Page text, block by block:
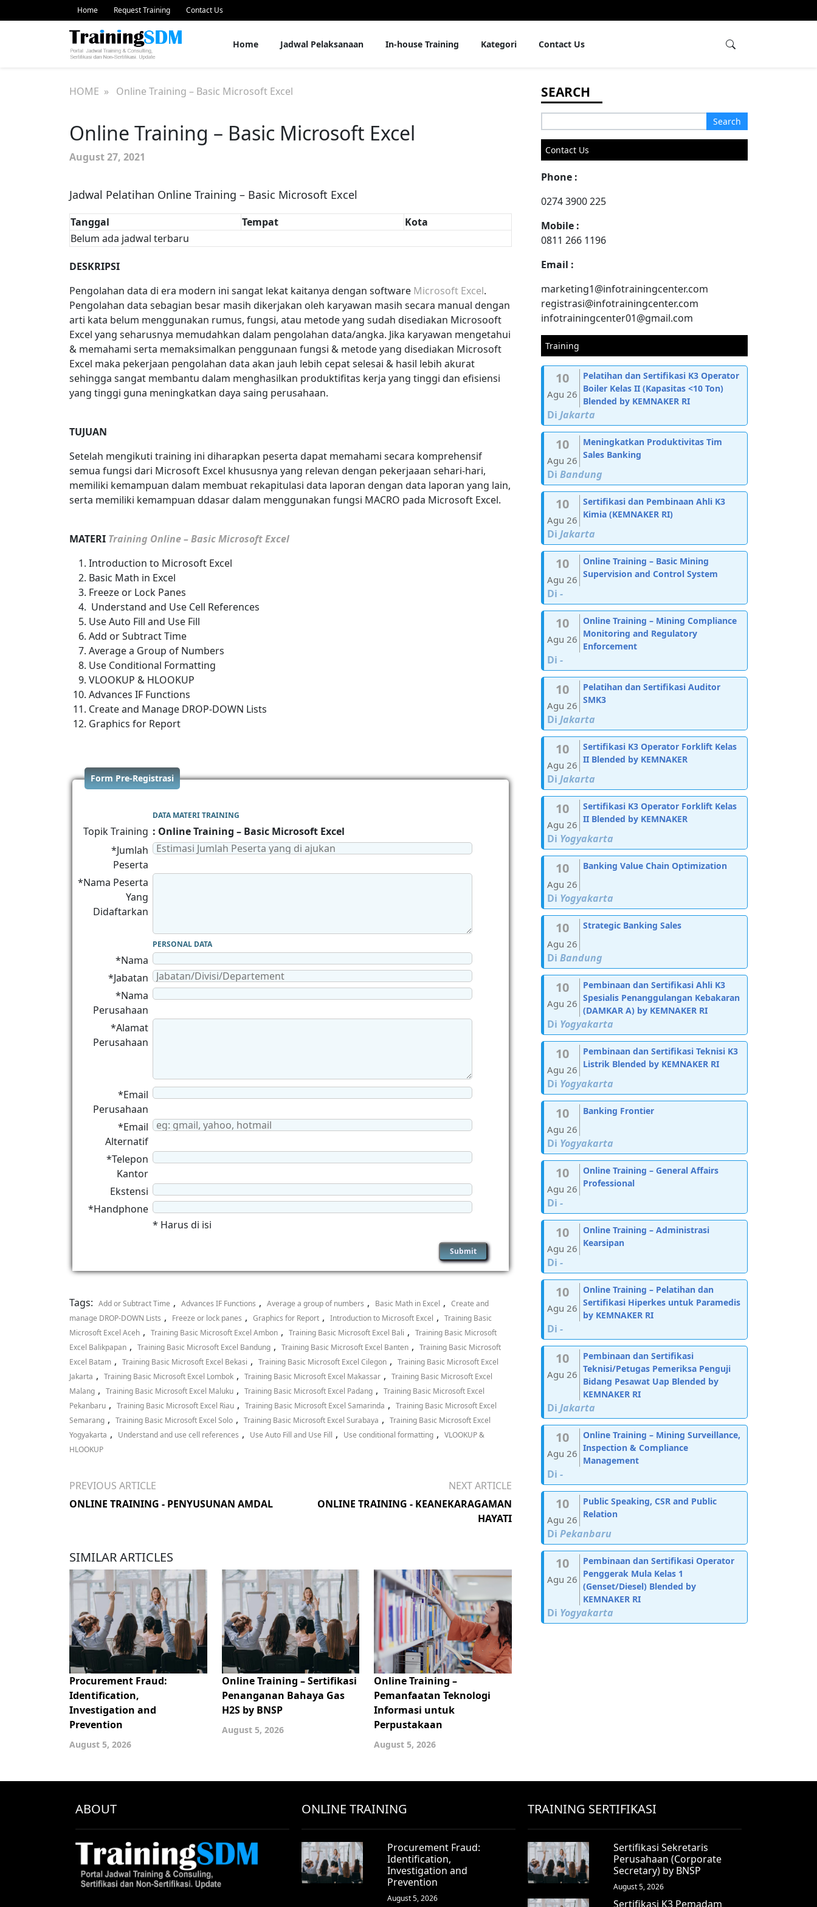
Home Request Training Contact Us
Home Jadwal Pelaksanaan In-house Training Kategori Contact Us
HOME » Online Training – Basic Microsoft Excel
Online Training – Basic Microsoft Excel
August 27, 2021
Jadwal Pelatihan Online Training – Basic Microsoft Excel
Tanggal Tempat
Kota
Belum ada jadwal terbaru
DESKRIPSI
Pengolahan data di era modern ini sangat lekat kaitanya dengan software Microsoft Excel.
Pengolahan data sebagian besar masih dikerjakan oleh karyawan masih secara manual dengan
arti kata belum menggunakan rumus, fungsi, atau metode yang sudah disediakan Microsooft
Excel yang seharusnya memudahkan dalam pengolahan data/angka. Jika karyawan mengetahui
& memahami serta memaksimalkan penggunaan fungsi & metode yang disediakan Microsoft
Excel maka pekerjaan pengolahan data akan jauh lebih cepat selesai & hasil lebih akurat
sehingga sangat membantu dalam menghasilkan produktifitas kerja yang tinggi dan efisiensi
yang tinggi guna meningkatkan daya saing perusahaan.
TUJUAN
Setelah mengikuti training ini diharapkan peserta dapat memahami secara komprehensif
semua fungsi dari Microsoft Excel khususnya yang relevan dengan pekerjaaan sehari-hari,
memiliki kemampuan dalam membuat rekapitulasi data laporan dengan data laporan yang lain,
serta memiliki kemampuan ddasar dalam menggunakan fungsi MACRO pada Microsoft Excel.
MATERI Training Online – Basic Microsoft Excel
Introduction to Microsoft Excel
Basic Math in Excel
Freeze or Lock Panes
Understand and Use Cell References
Use Auto Fill and Use Fill
Add or Subtract Time
Average a Group of Numbers
Use Conditional Formatting
VLOOKUP & HLOOKUP
Advances IF Functions
Create and Manage DROP-DOWN Lists
Graphics for Report
Form Pre-Registrasi
DATA MATERI TRAINING
Topik Training : Online Training – Basic Microsoft Excel
*Jumlah
Peserta
*Nama Peserta
Yang
Didaftarkan
PERSONAL DATA
*Nama
*Jabatan
*Nama
Perusahaan
*Alamat
Perusahaan
*Email
Perusahaan
*Email
Alternatif
*Telepon
Kantor
Ekstensi
*Handphone
* Harus di isi
Tags: Add or Subtract Time , Advances IF Functions , Average a group of numbers , Basic Math in Excel , Create and
manage DROP-DOWN Lists , Freeze or lock panes , Graphics for Report , Introduction to Microsoft Excel , Training Basic
Microsoft Excel Aceh , Training Basic Microsoft Excel Ambon , Training Basic Microsoft Excel Bali , Training Basic Microsoft
Excel Balikpapan , Training Basic Microsoft Excel Bandung , Training Basic Microsoft Excel Banten , Training Basic Microsoft
Excel Batam , Training Basic Microsoft Excel Bekasi , Training Basic Microsoft Excel Cilegon , Training Basic Microsoft Excel
Jakarta , Training Basic Microsoft Excel Lombok , Training Basic Microsoft Excel Makassar , Training Basic Microsoft Excel
Malang , Training Basic Microsoft Excel Maluku , Training Basic Microsoft Excel Padang , Training Basic Microsoft Excel
Pekanbaru , Training Basic Microsoft Excel Riau , Training Basic Microsoft Excel Samarinda , Training Basic Microsoft Excel
Semarang , Training Basic Microsoft Excel Solo , Training Basic Microsoft Excel Surabaya , Training Basic Microsoft Excel
Yogyakarta , Understand and use cell references , Use Auto Fill and Use Fill , Use conditional formatting , VLOOKUP &
HLOOKUP
PREVIOUS ARTICLE
ONLINE TRAINING - PENYUSUNAN AMDAL
NEXT ARTICLE
ONLINE TRAINING - KEANEKARAGAMAN
HAYATI
SIMILAR ARTICLES
Procurement Fraud:
Identification,
Investigation and
Prevention
August 5, 2026
Online Training – Sertifikasi
Penanganan Bahaya Gas
H2S by BNSP
August 5, 2026
Online Training –
Pemanfaatan Teknologi
Informasi untuk
Perpustakaan
August 5, 2026
for:
Contact Us
Phone :
0274 3900 225
Mobile :
0811 266 1196
Email :
marketing1@infotrainingcenter.com
registrasi@infotrainingcenter.com
infotrainingcenter01@gmail.com
Training
10
Agu 26
Pelatihan dan Sertifikasi K3 Operator
Boiler Kelas II (Kapasitas <10 Ton)
Blended by KEMNAKER RI
Di Jakarta
10
Agu 26
Meningkatkan Produktivitas Tim
Sales Banking
Di Bandung
10
Agu 26
Sertifikasi dan Pembinaan Ahli K3
Kimia (KEMNAKER RI)
Di Jakarta
10
Agu 26
Online Training – Basic Mining
Supervision and Control System
Di -
10
Agu 26
Online Training – Mining Compliance
Monitoring and Regulatory
Enforcement
Di -
10
Agu 26
Pelatihan dan Sertifikasi Auditor
SMK3
Di Jakarta
10
Agu 26
Sertifikasi K3 Operator Forklift Kelas
II Blended by KEMNAKER
Di Jakarta
10
Agu 26
Sertifikasi K3 Operator Forklift Kelas
II Blended by KEMNAKER
Di Yogyakarta
10
Agu 26
Banking Value Chain Optimization
Di Yogyakarta
10
Agu 26
Strategic Banking Sales
Di Bandung
10
Agu 26
Pembinaan dan Sertifikasi Ahli K3
Spesialis Penanggulangan Kebakaran
(DAMKAR A) by KEMNAKER RI
Di Yogyakarta
10
Agu 26
Pembinaan dan Sertifikasi Teknisi K3
Listrik Blended by KEMNAKER RI
Di Yogyakarta
10
Agu 26
Banking Frontier
Di Yogyakarta
10
Agu 26
Online Training – General Affairs
Professional
Di -
10
Agu 26
Online Training – Administrasi
Kearsipan
Di -
10
Agu 26
Online Training – Pelatihan dan
Sertifikasi Hiperkes untuk Paramedis
by KEMNAKER RI
Di -
10
Agu 26
Pembinaan dan Sertifikasi
Teknisi/Petugas Pemeriksa Penguji
Bidang Pesawat Uap Blended by
KEMNAKER RI
Di Jakarta
10
Agu 26
Online Training – Mining Surveillance,
Inspection & Compliance
Management
Di -
10
Agu 26
Public Speaking, CSR and Public
Relation
Di Pekanbaru
10
Agu 26
Pembinaan dan Sertifikasi Operator
Penggerak Mula Kelas 1
(Genset/Diesel) Blended by
KEMNAKER RI
Di Yogyakarta
ABOUT ONLINE TRAINING
Procurement Fraud:
Identification,
Investigation and
Prevention
August 5, 2026
TRAINING SERTIFIKASI
Sertifikasi Sekretaris
Perusahaan (Corporate
Secretary) by BNSP
August 5, 2026
Sertifikasi K3 Pemadam